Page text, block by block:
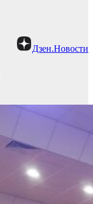
Дзен.Новости